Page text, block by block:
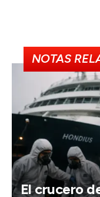
NOTAS
El crucero